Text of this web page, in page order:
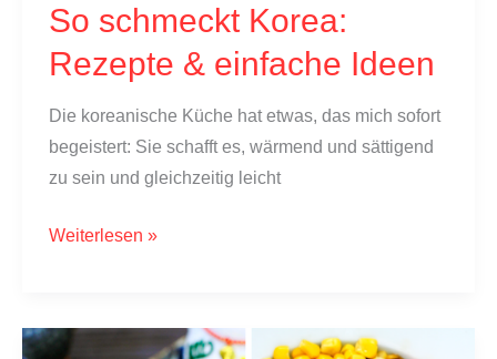
So schmeckt Korea:
Rezepte & einfache Ideen
Die koreanische Küche hat etwas, das mich sofort
begeistert: Sie schafft es, wärmend und sättigend
zu sein und gleichzeitig leicht
So
Rezepte
Weiterlesen »